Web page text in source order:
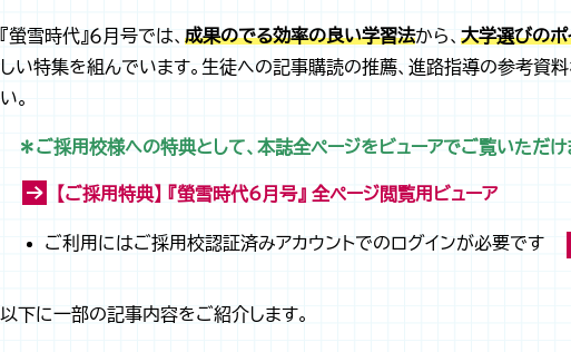
『螢雪時代』６月号では、 成果のでる効率の良い学習法から、 大学選びのポ
しい特集を組んでいます。生徒への記事購読の推薦、進路指導の参考資
い。
＊ご採用校様への特典として、本誌全ページをビューアでご覧いただけ
【ご採用特典】 『螢雪時代6月号』 全ページ閲覧用ビューア
ご利用にはご採用校認証済みアカウントでのログインが必要です
以下に一部の記事内容をご紹介します。